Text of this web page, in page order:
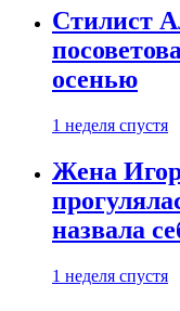
Стилист
осенью
1 неделя спустя
Жена
назвала
1 неделя спустя